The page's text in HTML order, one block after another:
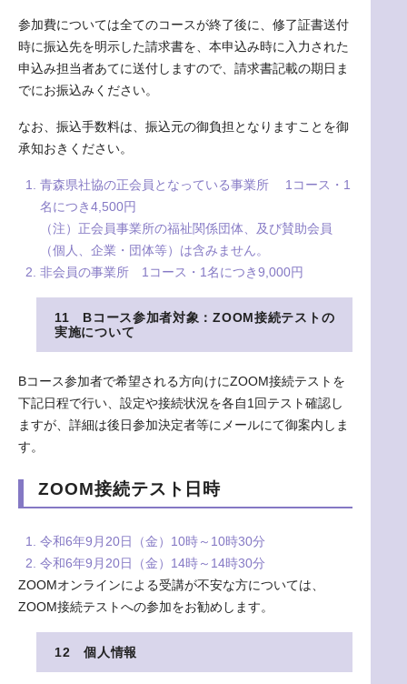
参加費については全てのコースが終了後に、修了証書送付
時に振込先を明示した請求書を、本申込み時に入力された
申込み担当者あてに送付しますので、請求書記載の期日ま
でにお振込みください。
なお、振込手数料は、振込元の御負担となりますことを御
承知おきください。
青森県社協の正会員となっている事業所 1コース・1
名につき4,500円
（注）正会員事業所の福祉関係団体、及び賛助会員
（個人、企業・団体等）は含みません。
非会員の事業所 1コース・1名につき9,000円
11 Bコース参加者対象：ZOOM接続テストの
実施について
Bコース参加者で希望される方向けにZOOM接続テストを
下記日程で行い、設定や接続状況を各自1回テスト確認し
ますが、詳細は後日参加決定者等にメールにて御案内しま
す。
ZOOM接続テスト日時
令和6年9月20日（金）10時～10時30分
令和6年9月20日（金）14時～14時30分
ZOOMオンラインによる受講が不安な方については、
ZOOM接続テストへの参加をお勧めします。
12 個人情報